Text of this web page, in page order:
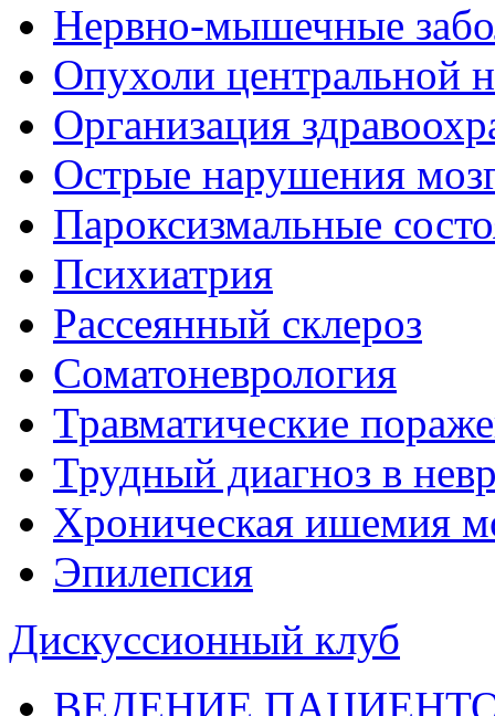
Нервно-мышечные
Опухоли центральной
Организация
Острые нарушения
Пароксизмальные
Психиатрия
Рассеянный склероз
Соматоневрология
Травматические
Трудный диагноз в
Хроническая ишемия
Эпилепсия
Дискуссионный клуб